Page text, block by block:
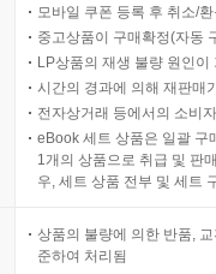
모바일 쿠폰 등록 후 취소/
중고상품이 구매확정(자동
LP상품의 재생 불량 원인
시간의 경과에 의해 재판매
전자상거래 등에서의 소비
eBook 세트 상품은 일괄 구
1개의 상품으로 취급 및 판
우, 세트 상품 전부 및 세트
상품의 불량에 의한 반품,
준하여 처리됨